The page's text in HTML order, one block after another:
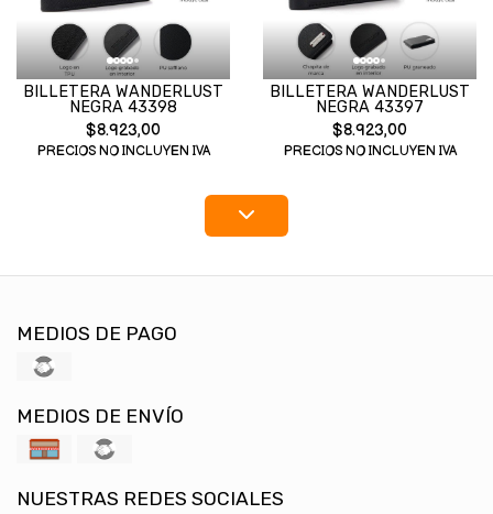
BILLETERA WANDERLUST
NEGRA 43398
$8.923,00
PRECIOS NO INCLUYEN IVA
BILLETERA WANDERLUST
NEGRA 43397
$8.923,00
PRECIOS NO INCLUYEN IVA
MEDIOS DE PAGO
MEDIOS DE ENVÍO
NUESTRAS REDES SOCIALES